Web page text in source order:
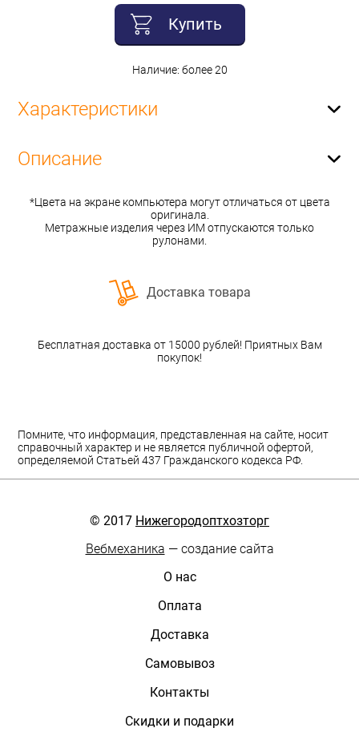
Купить
Наличие: более 20
Характеристики
Описание
*Цвета на экране компьютера могут отличаться от цвета
оригинала.
Метражные изделия через ИМ отпускаются только
рулонами.
Доставка товара
Бесплатная доставка от 15000 рублей! Приятных Вам
покупок!
Помните, что информация, представленная на сайте, носит
справочный характер и не является публичной офертой,
определяемой Статьей 437 Гражданского кодекса РФ.
© 2017 Нижегородоптхозторг
Вебмеханика — создание сайта
О нас
Оплата
Доставка
Самовывоз
Контакты
Скидки и подарки